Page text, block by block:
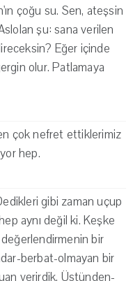
çoğu su. Sen, ateşsin
şu: sana verilen
Eğer içinde
olur. Patlamaya
çok nefret ettiklerimiz
hep.
gibi zaman uçup
aynı değil ki. Keşke
bir
berbat-olmayan bir
verirdik. Üstünden-